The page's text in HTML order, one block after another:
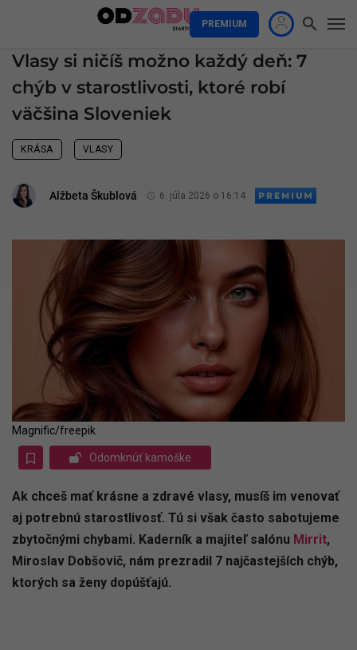
PREMIUM
Vlasy si ničíš možno každý deň: 7
chýb v starostlivosti, ktoré robí
väčšina Sloveniek
KRÁSA VLASY
Alžbeta Škublová 6. júla 2026 o 16:14
Magnific/freepik
Odomknúť kamoške
Ak chceš mať krásne a zdravé vlasy, musíš im venovať
aj potrebnú starostlivosť. Tú si však často sabotujeme
zbytočnými chybami. Kaderník a majiteľ salónu Mirrit,
Miroslav Dobšovič, nám prezradil 7 najčastejších chýb,
ktorých sa ženy dopúšťajú.